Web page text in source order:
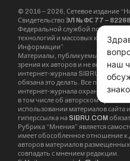
будет обращено в
воровство золото
Михаил МЕЛЬНИКОВ
Website
Выпускающий редактор
наш